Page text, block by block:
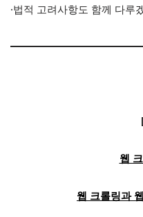
·법적 고려사항도 함께 다루
웹
웹 크롤링과